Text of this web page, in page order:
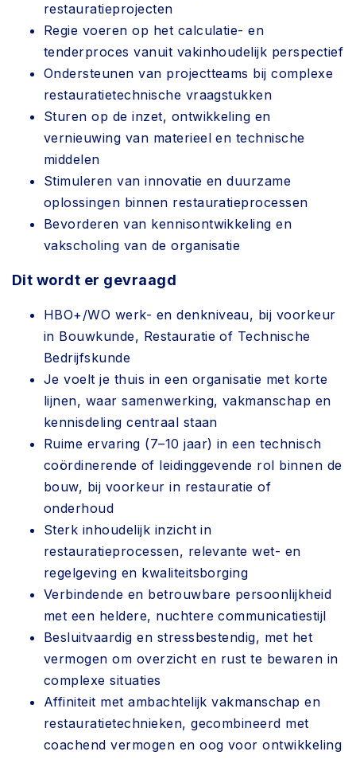
restauratieprojecten
Regie voeren op het calculatie- en
tenderproces vanuit vakinhoudelijk perspectief
Ondersteunen van projectteams bij complexe
restauratietechnische vraagstukken
Sturen op de inzet, ontwikkeling en
vernieuwing van materieel en technische
middelen
Stimuleren van innovatie en duurzame
oplossingen binnen restauratieprocessen
Bevorderen van kennisontwikkeling en
vakscholing van de organisatie
Dit wordt er gevraagd
HBO+/WO werk- en denkniveau, bij voorkeur
in Bouwkunde, Restauratie of Technische
Bedrijfskunde
Je voelt je thuis in een organisatie met korte
lijnen, waar samenwerking, vakmanschap en
kennisdeling centraal staan
Ruime ervaring (7–10 jaar) in een technisch
coördinerende of leidinggevende rol binnen de
bouw, bij voorkeur in restauratie of
onderhoud
Sterk inhoudelijk inzicht in
restauratieprocessen, relevante wet- en
regelgeving en kwaliteitsborging
Verbindende en betrouwbare persoonlijkheid
met een heldere, nuchtere communicatiestijl
Besluitvaardig en stressbestendig, met het
vermogen om overzicht en rust te bewaren in
complexe situaties
Affiniteit met ambachtelijk vakmanschap en
restauratietechnieken, gecombineerd met
coachend vermogen en oog voor ontwikkeling